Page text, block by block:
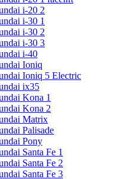
i-20 2
i-30 1
i-30 2
i-30 3
i-40
Ioniq
Ioniq 5 Electric
ix35
Kona 1
Kona 2
Matrix
Palisade
Pony
Santa Fe 1
Santa Fe 2
Santa Fe 3